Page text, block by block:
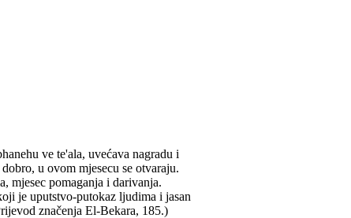
ve te'ala, uvećava nagradu i
u ovom mjesecu se otvaraju.
mjesec pomaganja i darivanja.
je uputstvo-putokaz ljudima i jasan
značenja El-Bekara, 185.)